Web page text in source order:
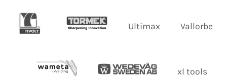
Ultimax Vallorbe
xl tools